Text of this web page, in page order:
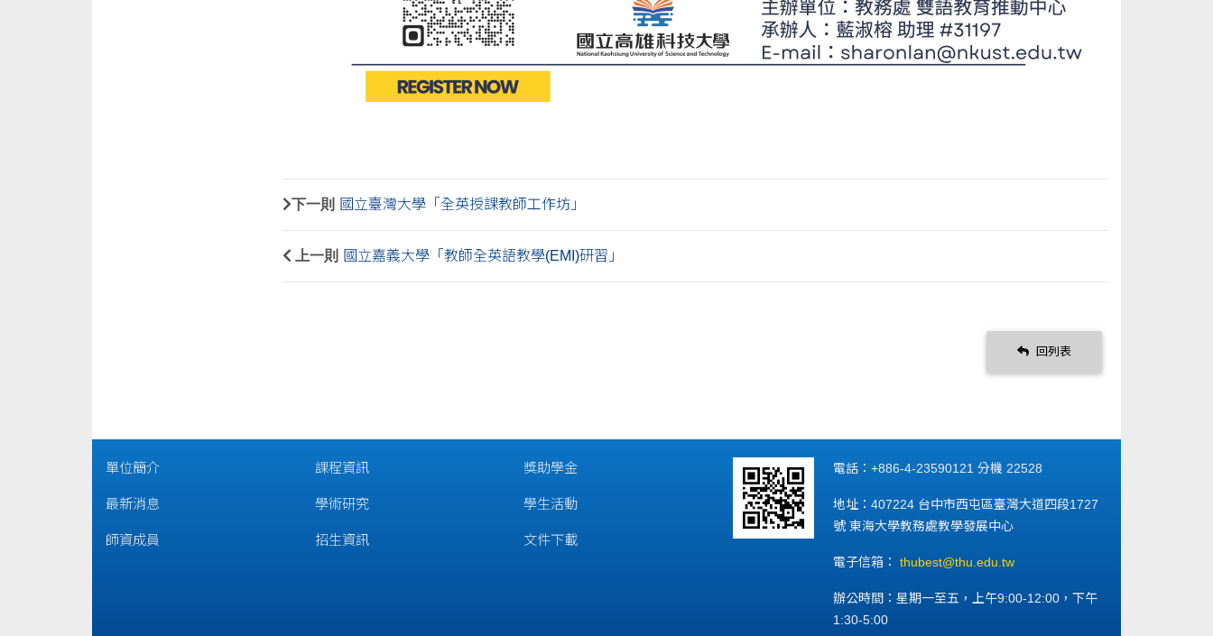
下一則 國立臺灣大學「全英授課教師工作坊」
上一則 國立嘉義大學「教師全英語教學(EMI)研習」
回列表
單位簡介
最新消息
師資成員
課程資訊
學術研究
招生資訊
獎助學金
學生活動
文件下載
電話：+886-4-23590121 分機 22528
地址：407224 台中市西屯區臺灣大道四段1727
號 東海大學教務處教學發展中心
電子信箱：thubest@thu.edu.tw
辦公時間：星期一至五，上午9:00-12:00，下午
1:30-5:00